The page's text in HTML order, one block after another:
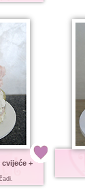
cvijeće +